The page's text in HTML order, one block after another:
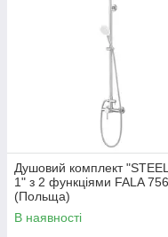
Душовий комплект
1" з 2 функціями FALA
(Польща)
В наявності